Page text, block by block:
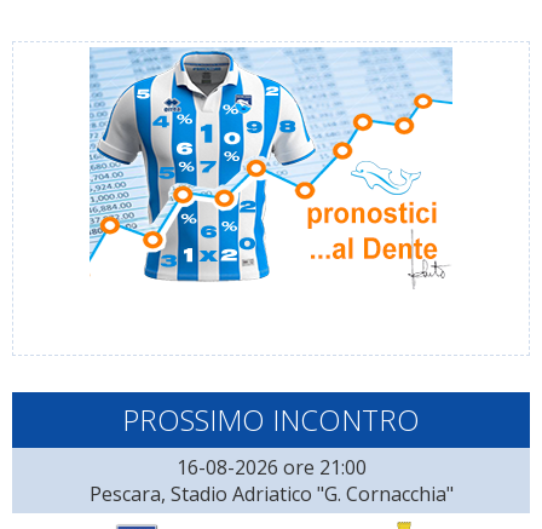
PROSSIMO INCONTRO
16-08-2026 ore 21:00
Pescara, Stadio Adriatico "G. Cornacchia"